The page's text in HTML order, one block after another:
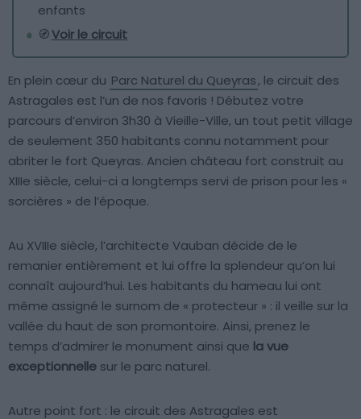
enfants
🧭Voir le circuit
En plein cœur du Parc Naturel du Queyras, le circuit des
Astragales est l’un de nos favoris ! Débutez votre
parcours d’environ 3h30 à Vieille-Ville, un tout petit village
de seulement 350 habitants connu notamment pour
abriter le fort Queyras. Ancien château fort construit au
XIIIe siècle, celui-ci a longtemps servi de prison pour les «
sorcières » de l’époque.
Au XVIIIe siècle, l’architecte Vauban décide de le
remanier entièrement et lui offre la splendeur qu’on lui
connaît aujourd’hui. Les habitants du hameau lui ont
même assigné le surnom de « protecteur » : il veille sur la
vallée du haut de son promontoire. Ainsi, prenez le
temps d’admirer le monument ainsi que la vue
exceptionnelle sur le parc naturel.
Autre point fort : le circuit des Astragales est